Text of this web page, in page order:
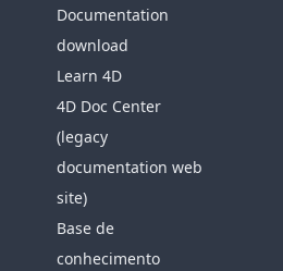
Documentation
download
Learn 4D
4D Doc Center
(legacy
documentation web
site)
Base de
conhecimento